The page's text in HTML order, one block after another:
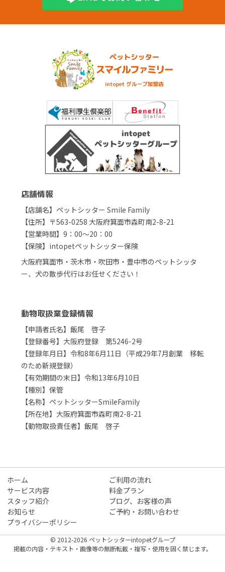
店舗情報
【店舗名】ペットシッター Smile Family
【住所】〒563-0258 大阪府箕面市森町南2-8-21
【営業時間】9：00～20：00
【保険】intopetペットシッター保険
大阪府箕面市・茨木市・吹田市・豊中市のペットシッタ
ー、犬の散歩代行はお任せください！
動物取扱業登録情報
【申請者氏名】飯尾 啓子
【登録番号】大阪府登録 第5246-2号
【登録年月日】令和8年6月11日（平成29年7月創業 移転
のため新規登録）
【有効期間の末日】令和13年6月10日
【種別】保管
【名称】ペットシッターSmileFamily
【所在地】大阪府箕面市森町南2-8-21
【動物取扱責任者】飯尾 啓子
ホーム
ご利用の流れ
サービス内容
料金プラン
スタッフ紹介
ブログ、お客様の声
お知らせ
ご予約・お問い合わせ
プライバシーポリシー
© 2012-2026 ペットシッターintopetグループ
掲載の内容・テキスト・画像等の無断転載・複写・使用を固く禁じます。